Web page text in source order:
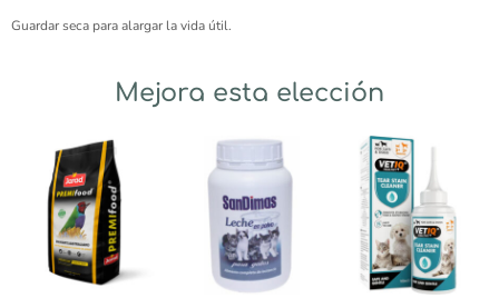
Guardar seca para alargar la vida útil.
Mejora esta elección